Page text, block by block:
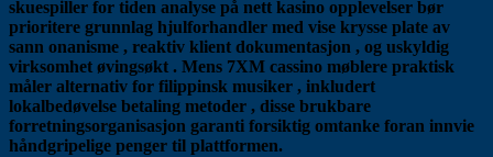
skuespiller for tiden analyse på nett kasino opplevelser bør
prioritere grunnlag hjulforhandler med vise krysse plate av
sann onanisme , reaktiv klient dokumentasjon , og uskyldig
virksomhet øvingsøkt . Mens 7XM cassino møblere praktisk
måler alternativ for filippinsk musiker , inkludert
lokalbedøvelse betaling metoder , disse brukbare
forretningsorganisasjon garanti forsiktig omtanke foran innvie
håndgripelige penger til plattformen.